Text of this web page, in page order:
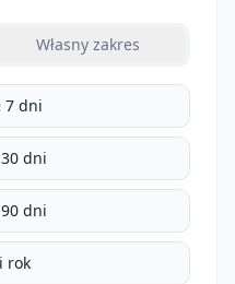
Własny zakres
7 dni
dni
dni
rok